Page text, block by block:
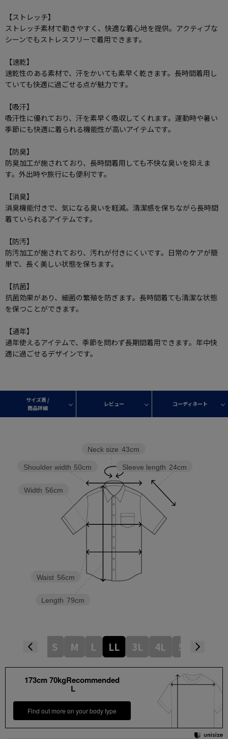
【ストレッチ】
ストレッチ素材で動きやすく、快適な着心地を提供。アクティブな
シーンでもストレスフリーで着用できます。
【速乾】
速乾性のある素材で、汗をかいても素早く乾きます。長時間着用し
ていても快適に過ごせる点が魅力です。
【吸汗】
吸汗性に優れており、汗を素早く吸収してくれます。運動時や暑い
季節にも快適に着られる機能性が高いアイテムです。
【防臭】
防臭加工が施されており、長時間着用しても不快な臭いを抑えま
す。外出時や旅行にも便利です。
【消臭】
消臭機能付きで、気になる臭いを軽減。清潔感を保ちながら長時間
着ていられるアイテムです。
【防汚】
防汚加工が施されており、汚れが付きにくいです。日常のケアが簡
単で、長く美しい状態を保ちます。
【抗菌】
抗菌効果があり、細菌の繁殖を防ぎます。長時間着ても清潔な状態
を保つことができます。
【通年】
通年使えるアイテムで、季節を問わず長期間着用できます。年中快
適に過ごせるデザインです。
サイズ表 /
商品詳細
レビュー コーディネート
Sleeve length 24cm
Neck size 43cm
Length 79cm
Waist 56cm
Width 56cm
Shoulder width 50cm
S M L LL 3L 4L 5L
173cm 70kgRecommended
L
Find out more on your body type